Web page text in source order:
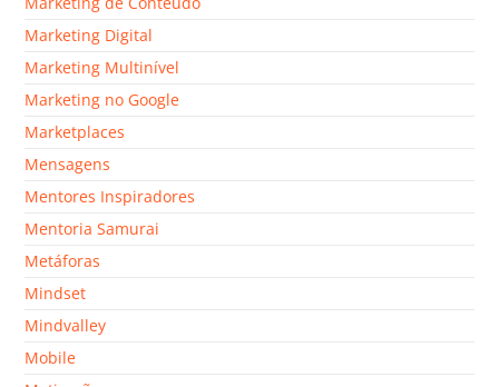
Marketing Digital
Marketing Multinível
Marketing no Google
Marketplaces
Mensagens
Mentores Inspiradores
Mentoria Samurai
Metáforas
Mindset
Mindvalley
Mobile